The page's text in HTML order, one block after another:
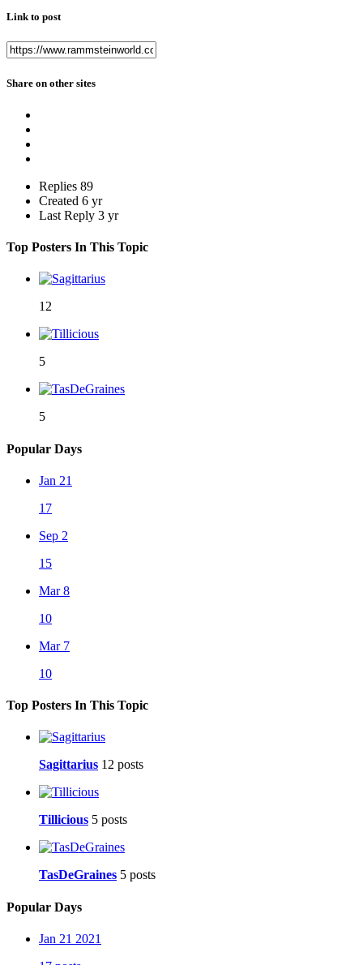
Link to post
Share on other sites
Replies 89
Created 6 yr
Last Reply 3 yr
Top Posters In This Topic
12
5
5
Popular Days
Jan 21
17
Sep 2
15
Mar 8
10
Mar 7
10
Top Posters In This Topic
Sagittarius 12 posts
Tillicious 5 posts
TasDeGraines 5 posts
Popular Days
Jan 21 2021